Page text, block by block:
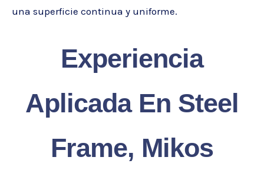
una superficie continua y uniforme.
Experiencia
Aplicada En Steel
Frame, Mikos